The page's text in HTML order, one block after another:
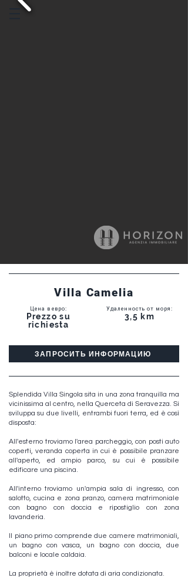
Villa Camelia
Цена в евро:
Prezzo su
richiesta
Удаленность от моря :
3,5 km
ЗАПРОСИТЬ ИНФОРМАЦИЮ
Splendida Villa Singola sita in una zona tranquilla ma
vicinissima al centro, nella Querceta di Seravezza. Si
sviluppa su due livelli, entrambi fuori terra, ed è così
disposta:
All'esterno troviamo l'area parcheggio, con posti auto
coperti, veranda coperta in cui è possibile pranzare
all'aperto, ed ampio parco, su cui è possibile
edificare una piscina.
All'interno troviamo un'ampia sala di ingresso, con
salotto, cucina e zona pranzo, camera matrimoniale
con bagno con doccia e ripostiglio con zona
lavanderia.
Il piano primo comprende due camere matrimoniali,
un bagno con vasca, un bagno con doccia, due
balconi e locale caldaia.
La proprietà è inoltre dotata di aria condizionata.